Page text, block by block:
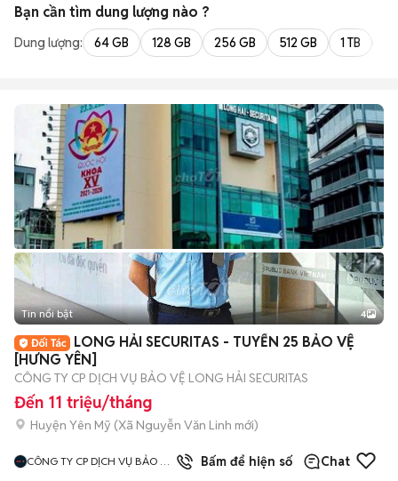
Bạn cần tìm dung lượng nào ?
Dung lượng: 64 GB 128 GB 256 GB 512 GB 1 TB
Tin nổi bật 4
LONG HẢI SECURITAS - TUYỂN 25 BẢO VỆ
[HƯNG YÊN]
CÔNG TY CP DỊCH VỤ BẢO VỆ LONG HẢI SECURITAS
Đến 11 triệu/tháng
Huyện Yên Mỹ (Xã Nguyễn Văn Linh mới)
CÔNG TY CP DỊCH VỤ BẢO VỆ
Bấm để hiện số Chat